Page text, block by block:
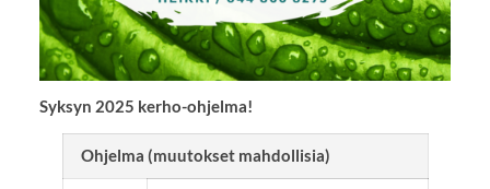
Syksyn 2025 kerho-ohjelma!
Ohjelma (muutokset mahdollisia)